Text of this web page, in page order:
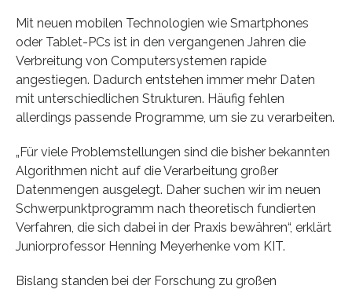
Mit neuen mobilen Technologien wie Smartphones
oder Tablet-PCs ist in den vergangenen Jahren die
Verbreitung von Computersystemen rapide
angestiegen. Dadurch entstehen immer mehr Daten
mit unterschiedlichen Strukturen. Häufig fehlen
allerdings passende Programme, um sie zu verarbeiten.
„Für viele Problemstellungen sind die bisher bekannten
Algorithmen nicht auf die Verarbeitung großer
Datenmengen ausgelegt. Daher suchen wir im neuen
Schwerpunktprogramm nach theoretisch fundierten
Verfahren, die sich dabei in der Praxis bewähren“, erklärt
Juniorprofessor Henning Meyerhenke vom KIT.
Bislang standen bei der Forschung zu großen